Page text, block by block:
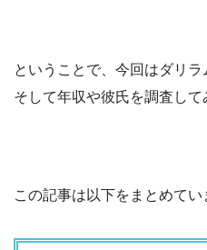
ということで、今回はダリ
そして年収や彼氏を調査して
この記事は以下をまとめてい